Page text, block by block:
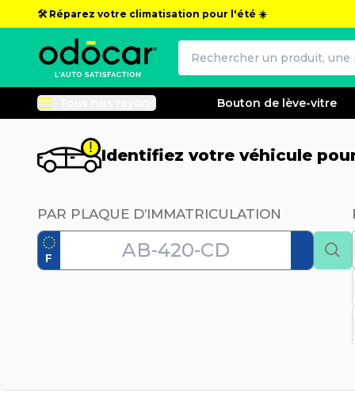
🛠️ Réparez votre climatisation pour l'été ☀️
Tous nos rayons Bouton de lève-vitre
Identifiez votre véhicule
PAR PLAQUE D’IMMATRICULATION
F